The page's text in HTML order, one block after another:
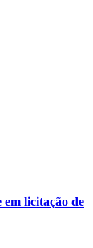
em licitação de